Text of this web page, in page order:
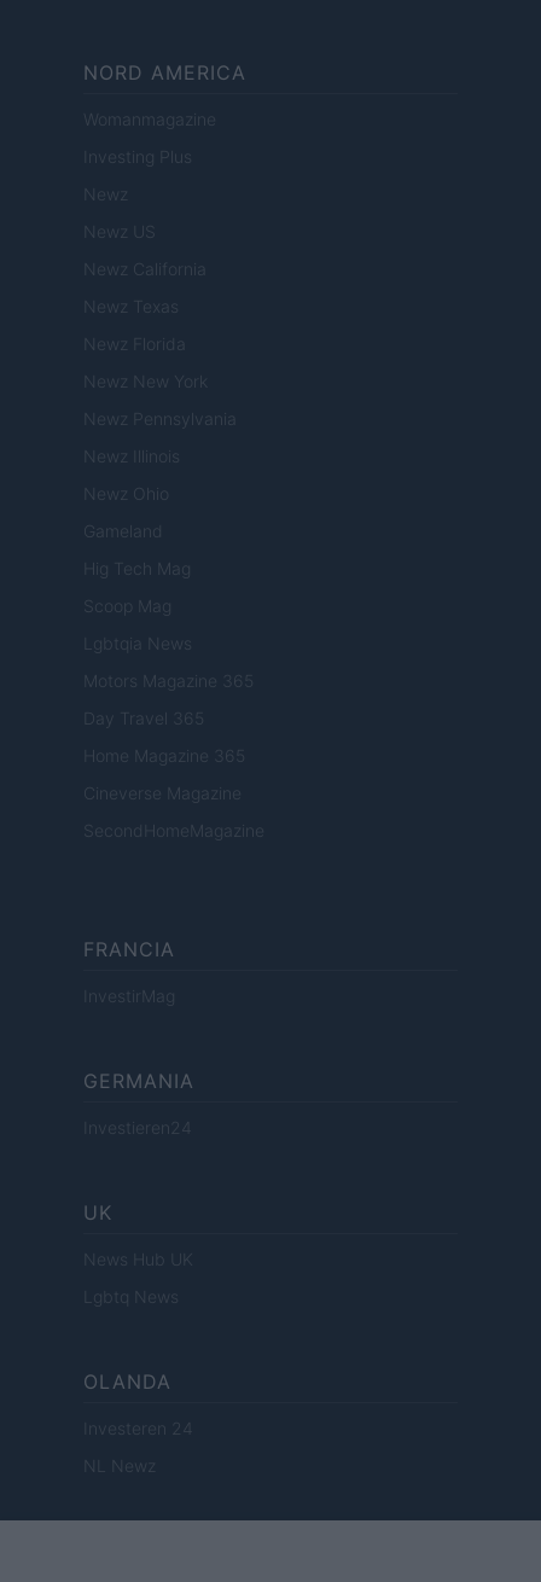
NORD AMERICA
Womanmagazine
Investing Plus
Newz
Newz US
Newz California
Newz Texas
Newz Florida
Newz New York
Newz Pennsylvania
Newz Illinois
Newz Ohio
Gameland
Hig Tech Mag
Scoop Mag
Lgbtqia News
Motors Magazine 365
Day Travel 365
Home Magazine 365
Cineverse Magazine
SecondHomeMagazine
FRANCIA
InvestirMag
GERMANIA
Investieren24
UK
News Hub UK
Lgbtq News
OLANDA
Investeren 24
NL Newz